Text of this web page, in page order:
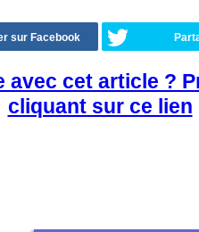
sur Facebook
avec cet article ?
cliquant sur ce lien